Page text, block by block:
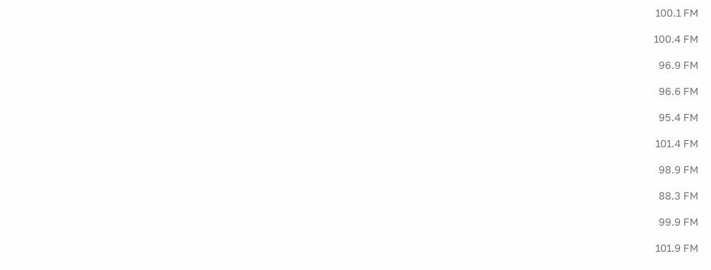
100.1 FM
100.4 FM
96.9 FM
96.6 FM
95.4 FM
101.4 FM
98.9 FM
88.3 FM
99.9 FM
101.9 FM